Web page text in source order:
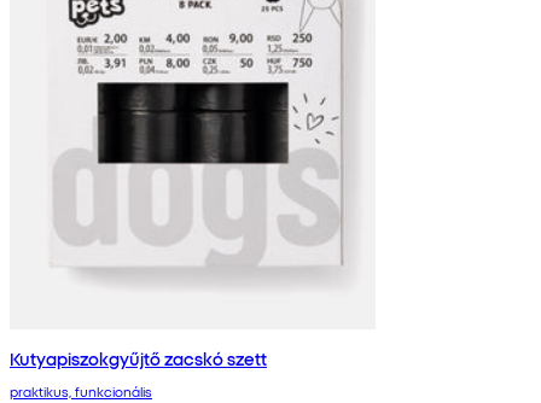
Kutyapiszokgyűjtő zacskó szett
praktikus, funkcionális